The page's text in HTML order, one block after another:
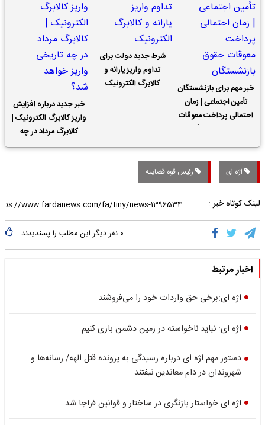
خبر مهم برای بازنشستگان
تأمین اجتماعی | زمان
احتمالی پرداخت معوقات
شرط جدید دولت برای
تداوم واریز یارانه و
کالابرگ الکترونیک
خبر جدید درباره افزایش
واریز کالابرگ الکترونیک |
کالابرگ مرداد در چه
تاریخی واریز خواهد شد؟
اژه ای رئیس قوه قضاییه
لینک کوتاه خبر :
۰ نفر دیگر این مطلب را پسندیدند
اخبار مرتبط
اژه ای:برخی حق واردات خود را می‌فروشند
اژه ای: نباید ناخواسته در زمین دشمن بازی کنیم
دستور مهم اژه ای درباره رسیدگی به پرونده قتل الهه/ رسانه‌ها و
شهروندان در دام معاندین نیفتند
اژه ای خواستار بازنگری در ساختار و قوانین فراجا شد